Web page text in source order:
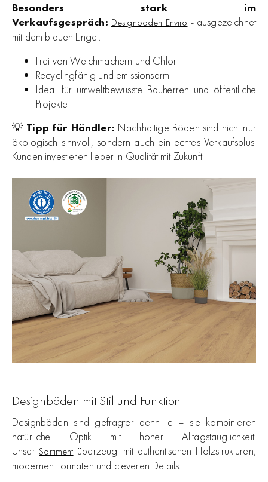
Besonders stark im
Verkaufsgespräch: Designboden Enviro - ausgezeichnet
mit dem blauen Engel.
Frei von Weichmachern und Chlor
Recyclingfähig und emissionsarm
Ideal für umweltbewusste Bauherren und öffentliche
Projekte
💡 Tipp für Händler: Nachhaltige Böden sind nicht nur
ökologisch sinnvoll, sondern auch ein echtes Verkaufsplus.
Kunden investieren lieber in Qualität mit Zukunft.
Designböden mit Stil und Funktion
Designböden sind gefragter denn je – sie kombinieren
natürliche Optik mit hoher Alltagstauglichkeit.
UnserSortiment überzeugt mit authentischen Holzstrukturen,
modernen Formaten und cleveren Details.